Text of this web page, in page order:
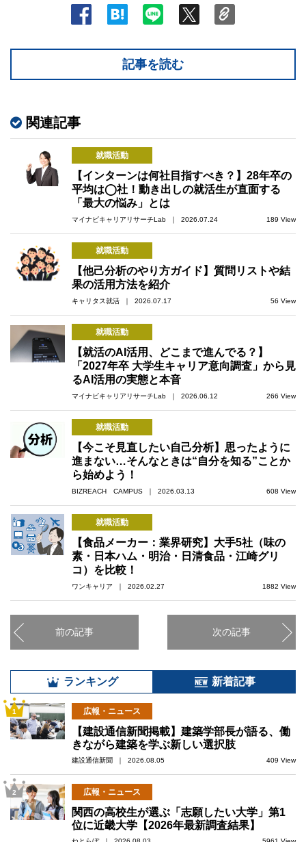
記事を読む
関連記事
就職活動
【インターンは何社目指すべき？】28年卒の
平均は◯社！動き出しの就活生が直面する
「最大の悩み」とは
マイナビキャリアリサーチLab ｜ 2026.07.24 189 View
就職活動
【他己分析のやり方ガイド】質問リストや結
果の活用方法を紹介
キャリタス就活 ｜ 2026.07.17 56 View
就職活動
【就活のAI活用、どこまで進んでる？】
「2027年卒 大学生キャリア意向調査」から見
るAI活用の実態と本音
マイナビキャリアリサーチLab ｜ 2026.06.12 266 View
就職活動
【今こそ見直したい自己分析】思ったように
進まない…そんなときは“自分を知る”ことか
ら始めよう！
BIZREACH CAMPUS ｜ 2026.03.13 608 View
就職活動
【食品メーカー：業界研究】大手5社（味の
素・日本ハム・明治・日清食品・江崎グリ
コ）を比較！
ワンキャリア ｜ 2026.02.27 1882 View
前の記事 次の記事
ランキング 新着記事
1 広報・ニュース
【建設通信新聞掲載】建築学部長が語る、働
きながら建築を学ぶ新しい選択肢
建設通信新聞 ｜ 2026.08.05 409 View
2 広報・ニュース
関西の高校生が選ぶ「志願したい大学」第1
位に近畿大学【2026年最新調査結果】